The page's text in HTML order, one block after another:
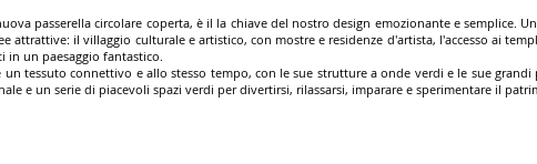
passerella circolare coperta, è il la chiave del nostro design emozionante e semplice.
attrattive: il villaggio culturale e artistico, con mostre e residenze d'artista, l'accesso ai
in un paesaggio fantastico.
tessuto connettivo e allo stesso tempo, con le sue strutture a onde verdi e le sue
e un serie di piacevoli spazi verdi per divertirsi, rilassarsi, imparare e sperimentare il